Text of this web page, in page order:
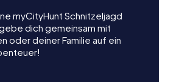
myCityHunt Schnitzeljagd
dich gemeinsam mit
oder deiner Familie auf ein